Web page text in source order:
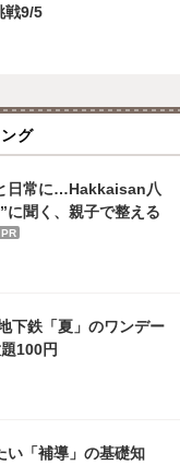
戦9/5
グ
日常に…Hakkaisan八
に聞く、親子で整える
PR
下鉄「夏」のワンデー
100円
い「補導」の基礎知